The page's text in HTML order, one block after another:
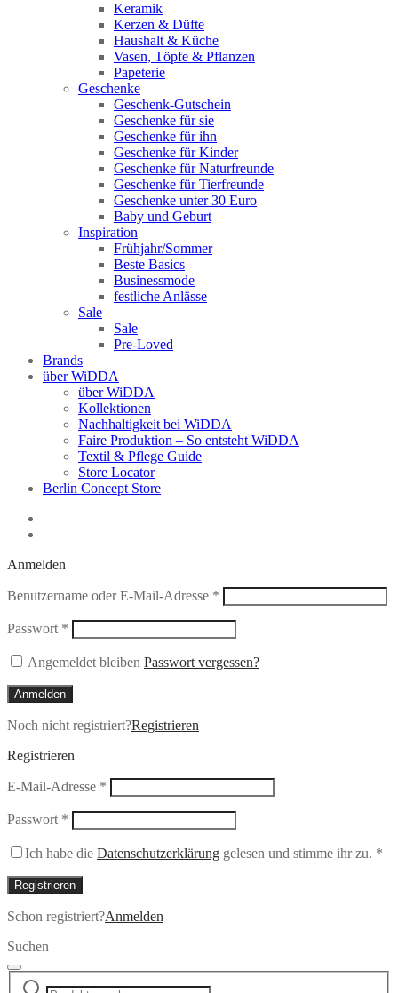
Keramik
Kerzen & Düfte
Haushalt & Küche
Vasen, Töpfe & Pflanzen
Papeterie
Geschenke
Geschenk-Gutschein
Geschenke für sie
Geschenke für ihn
Geschenke für Kinder
Geschenke für Naturfreunde
Geschenke für Tierfreunde
Geschenke unter 30 Euro
Baby und Geburt
Inspiration
Frühjahr/Sommer
Beste Basics
Businessmode
festliche Anlässe
Sale
Sale
Pre-Loved
Brands
über WiDDA
über WiDDA
Kollektionen
Nachhaltigkeit bei WiDDA
Faire Produktion – So entsteht WiDDA
Textil & Pflege Guide
Store Locator
Berlin Concept Store
Anmelden
Benutzername oder E-Mail-Adresse * Erforderlich
Passwort * Erforderlich
Angemeldet bleiben Passwort vergessen?
Anmelden
Noch nicht registriert?Registrieren
Registrieren
E-Mail-Adresse * Erforderlich
Passwort * Erforderlich
Ich habe die Datenschutzerklärung gelesen und stimme ihr zu. *
Registrieren
Schon registriert?Anmelden
Suchen
Suchen